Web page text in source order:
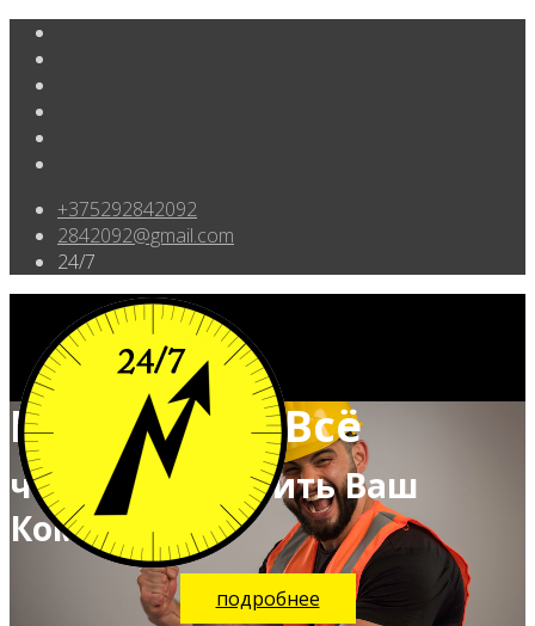
+375292842092
2842092@gmail.com
24/7
Мы Делаем Всё
чтобы Обеспечить Ваш
Комфорт
подробнее